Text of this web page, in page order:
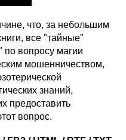
что, за небольшим
все "тайные"
по вопросу магии
мошенничеством,
знаний,
предоставить
вопрос.